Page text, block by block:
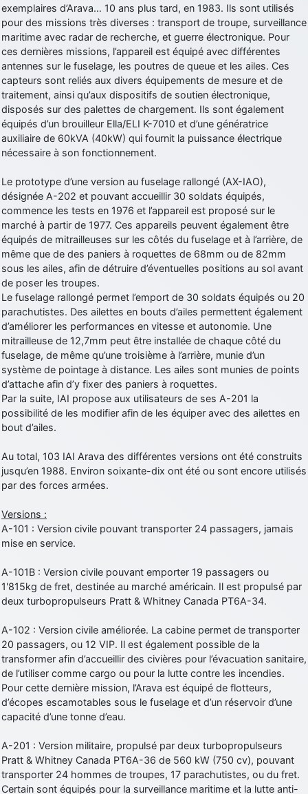
exemplaires d’Arava… 10 ans plus tard, en 1983. Ils sont utilisés
pour des missions très diverses : transport de troupe, surveillance
maritime avec radar de recherche, et guerre électronique. Pour
ces dernières missions, l’appareil est équipé avec différentes
antennes sur le fuselage, les poutres de queue et les ailes. Ces
capteurs sont reliés aux divers équipements de mesure et de
traitement, ainsi qu’aux dispositifs de soutien électronique,
disposés sur des palettes de chargement. Ils sont également
équipés d’un brouilleur Ella/ELI K-7010 et d’une génératrice
auxiliaire de 60kVA (40kW) qui fournit la puissance électrique
nécessaire à son fonctionnement.
Le prototype d’une version au fuselage rallongé (AX-IAO),
désignée A-202 et pouvant accueillir 30 soldats équipés,
commence les tests en 1976 et l’appareil est proposé sur le
marché à partir de 1977. Ces appareils peuvent également être
équipés de mitrailleuses sur les côtés du fuselage et à l’arrière, de
même que de des paniers à roquettes de 68mm ou de 82mm
sous les ailes, afin de détruire d’éventuelles positions au sol avant
de poser les troupes.
Le fuselage rallongé permet l’emport de 30 soldats équipés ou 20
parachutistes. Des ailettes en bouts d’ailes permettent également
d’améliorer les performances en vitesse et autonomie. Une
mitrailleuse de 12,7mm peut être installée de chaque côté du
fuselage, de même qu’une troisième à l’arrière, munie d’un
système de pointage à distance. Les ailes sont munies de points
d’attache afin d’y fixer des paniers à roquettes.
Par la suite, IAI propose aux utilisateurs de ses A-201 la
possibilité de les modifier afin de les équiper avec des ailettes en
bout d’ailes.
Au total, 103 IAI Arava des différentes versions ont été construits
jusqu’en 1988. Environ soixante-dix ont été ou sont encore utilisés
par des forces armées.
Versions :
A-101 : Version civile pouvant transporter 24 passagers, jamais
mise en service.
A-101B : Version civile pouvant emporter 19 passagers ou
1'815kg de fret, destinée au marché américain. Il est propulsé par
deux turbopropulseurs Pratt & Whitney Canada PT6A-34.
A-102 : Version civile améliorée. La cabine permet de transporter
20 passagers, ou 12 VIP. Il est également possible de la
transformer afin d’accueillir des civières pour l’évacuation sanitaire,
de l’utiliser comme cargo ou pour la lutte contre les incendies.
Pour cette dernière mission, l’Arava est équipé de flotteurs,
d’écopes escamotables sous le fuselage et d’un réservoir d’une
capacité d’une tonne d’eau.
A-201 : Version militaire, propulsé par deux turbopropulseurs
Pratt & Whitney Canada PT6A-36 de 560 kW (750 cv), pouvant
transporter 24 hommes de troupes, 17 parachutistes, ou du fret.
Certain sont équipés pour la surveillance maritime et la lutte anti-